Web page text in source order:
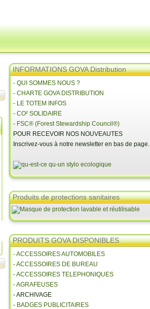
INFORMATIONS GOVA Distribution
- QUI SOMMES NOUS ?
- CHARTE GOVA DISTRIBUTION
- LE TOTEM INFOS
- CO² SOLIDAIRE
- FSC® (Forest Stewardship Council®)
POUR RECEVOIR NOS NOUVEAUTES
Inscrivez-vous à notre newsletter en bas de page.
Produits de protections sanitaires
PRODUITS GOVA DISPONIBLES
- ACCESSOIRES AUTOMOBILES
- ACCESSOIRES DE BUREAU
- ACCESSOIRES TELEPHONIQUES
- AGRAFEUSES
- ARCHIVAGE
- BADGES PUBLICITAIRES